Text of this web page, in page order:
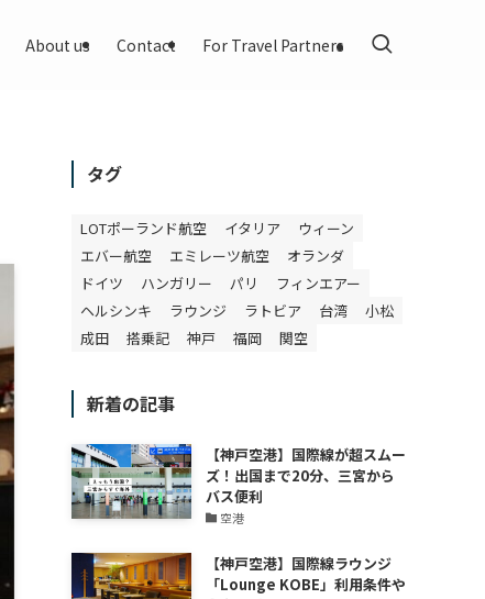
About us Contact For Travel Partners
タグ
LOTポーランド航空 イタリア
ウィーン
エバー航空
エミレーツ航空
オランダ
ドイツ
ハンガリー パリ
フィンエアー
ヘルシンキ
ラウンジ ラトビア 台湾
小松
成田
搭乗記 神戸 福岡 関空
新着の記事
【神戸空港】国際線が超スムー
ズ！出国まで20分、三宮から
バス便利
空港
【神戸空港】国際線ラウンジ
「Lounge KOBE」利用条件や